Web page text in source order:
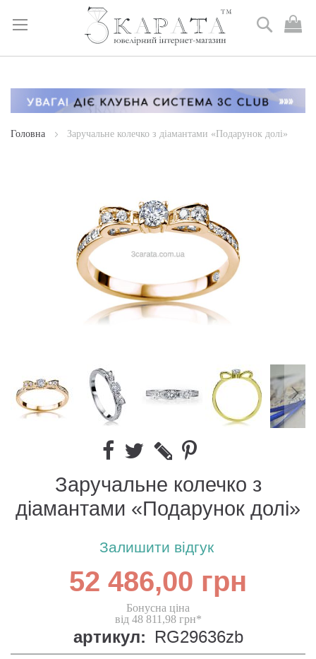
Skip
Content
Пошук
Головна Заручальне колечко з діамантами «Подарунок долі»
Заручальне колечко з
діамантами «Подарунок долі»
Залишити відгук
52 486,00 грн
Бонусна ціна
від 48 811,98 грн*
артикул: RG29636zb